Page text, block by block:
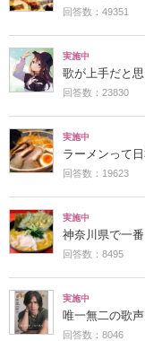
回答数：49351
実施中
歌が上手だと
回答数：23830
実施中
ラーメンって
回答数：19623
実施中
神奈川県で一
回答数：8495
実施中
唯一無二の歌
回答数：8046